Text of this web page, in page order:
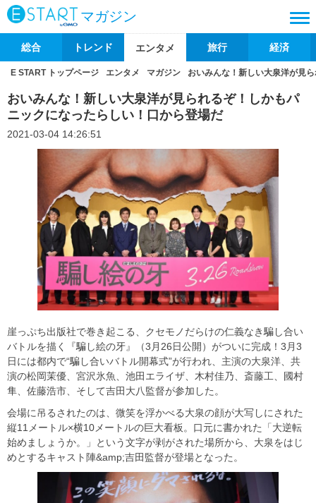
マガジン
総合 トレンド エンタメ 旅行 経済
E START トップページ エンタメ マガジン おいみんな！新しい大泉洋が見
おいみんな！新しい大泉洋が見られるぞ！しかもパ
ニックになったらしい！口から登場だ
2021-03-04 14:26:51
崖っぷち出版社で巻き起こる、クセモノだらけの仁義なき騙し合い
バトルを描く『騙し絵の牙』（3月26日公開）がついに完成！3月3
日には都内で“騙し合いバトル開幕式”が行われ、主演の大泉洋、共
演の松岡茉優、宮沢氷魚、池田エライザ、木村佳乃、斎藤工、國村
隼、佐藤浩市、そして吉田大八監督が参加した。
会場に吊るされたのは、微笑を浮かべる大泉の顔が大写しにされた
縦11メートル×横10メートルの巨大看板。口元に書かれた「大逆転
始めましょうか。」という文字が剥がされた場所から、大泉をはじ
めとするキャスト陣&amp;吉田監督が登場となった。